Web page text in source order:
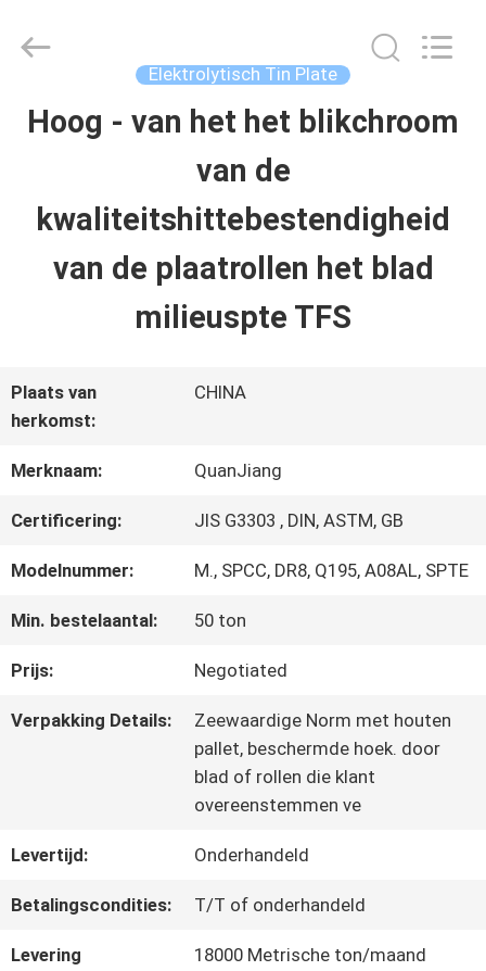
HUIS
PRODUCTEN
VIDEO'S
ONS
KWALITEITSCONTROLE
CONTACTEER
ONS
GEVALLEN
VERZOEK
METAL
Elektrolytisch Tin Plate
Hoog - van het het blikchroom
van de
kwaliteitshittebestendigheid
van de plaatrollen het blad
milieuspte TFS
Plaats van
herkomst:
CHINA
Merknaam: QuanJiang
Certificering: JIS G3303 , DIN, ASTM, GB
Modelnummer: M., SPCC, DR8, Q195, A08AL, SPTE
Min. bestelaantal: 50 ton
Prijs: Negotiated
Verpakking Details:
Zeewaardige Norm met houten
pallet, beschermde hoek. door
blad of rollen die klant
overeenstemmen ve
Levertijd: Onderhandeld
Betalingscondities: T/T of onderhandeld
Levering
18000 Metrische ton/maand